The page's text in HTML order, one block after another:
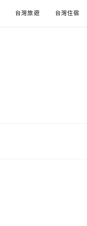
台灣旅遊 台灣住宿